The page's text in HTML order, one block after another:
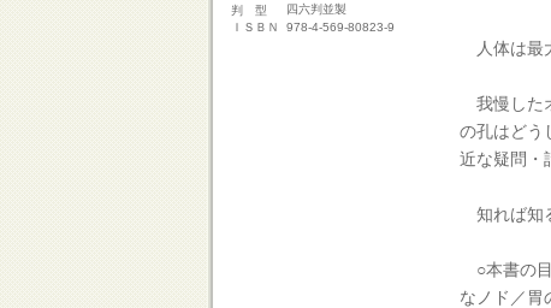
判 型
四六判並製
ＩＳＢＮ
978-4-569-80823-9
人体は最
我慢した
の孔はどう
近な疑問・
知れば知
○本書の
なノド／胃